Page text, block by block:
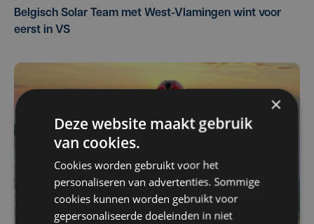
Belgisch Solar Team met West-Vlamingen wint voor
eerst in VS
×
Deze website maakt gebruik
van cookies.
Cookies worden gebruikt voor het
personaliseren van advertenties. Sommige
cookies kunnen worden gebruikt voor
gepersonaliseerde doeleinden in niet